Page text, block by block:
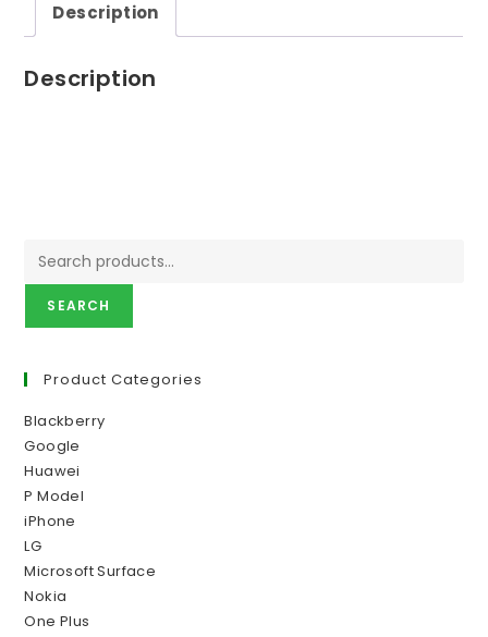
Description
Description
SEARCH
Product Categories
Blackberry
Google
Huawei
P Model
iPhone
LG
Microsoft Surface
Nokia
One Plus